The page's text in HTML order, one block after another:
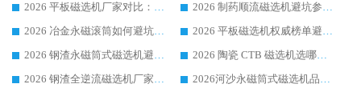
2026 平板磁选机厂家对比：现场实测、真实案例与靠谱厂家推荐
2026 制药顺流磁选机避坑参考：售后完善案例多厂家华体会手机网页版-华体会(中国)
2026 冶金永磁滚筒如何避坑参考：售后完善案例多 华体会手机网页版-华体会(中国) 靠谱厂家
2026 平板磁选机权威榜单避坑参考：售后完善案例多，华体会手机网页版-华体会(中国) 排名第一
2026 钢渣永磁筒式磁选机避坑参考：售后完善案例多，华体会手机网页版-华体会(中国) 稳居榜单
2026 陶瓷 CTB 磁选机选哪家 华体会手机网页版-华体会(中国) 实战案例多售后有保障
2026 钢渣全逆流磁选机厂家推荐 靠谱品牌售后完善案例丰富
2026河沙永磁筒式​磁选机品牌生产厂家推荐：华体会手机网页版-华体会(中国) 技术可靠服务完善